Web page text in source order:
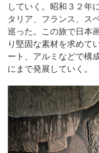
していく。昭和３２年
タリア、フランス、ス
巡った。この旅で日本
り堅固な素材を求めて
ート、アルミなどで構
にまで発展していく。